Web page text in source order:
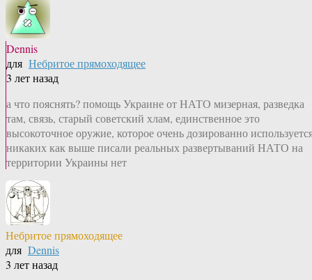
Dennis
для Небритое прямоходящее
3 лет назад
а что пояснять? помощь Украине от НАТО мизерная, разведка
там, связь, старый советский хлам, единственное это
высокоточное оружие, которое очень дозированно
никаких как выше писали реальных развертываний НАТО на
территории Украины нет
Небритое прямоходящее
для Dennis
3 лет назад